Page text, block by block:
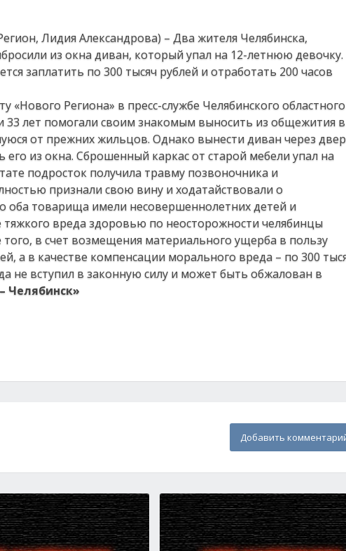
Лидия Александрова) – Два жителя Челябинска,
из окна диван, который упал на 12-летнюю девочку.
заплатить по 300 тысяч рублей и отработать 200 часов
«Нового Региона» в пресс-службе Челябинского областного
33 лет помогали своим знакомым выносить из общежития в
от прежних жильцов. Однако вынести диван через
из окна. Сброшенный каркас от старой мебели упал на
подросток получила травму позвоночника и
признали свою вину и ходатайствовали о
оба товарища имели несовершеннолетних детей и
вреда здоровью по неосторожности челябинцы
в счет возмещения материального ущерба в пользу
а в качестве компенсации морального вреда – по 300
не вступил в законную силу и может быть обжалован в
Челябинск»
Добавить